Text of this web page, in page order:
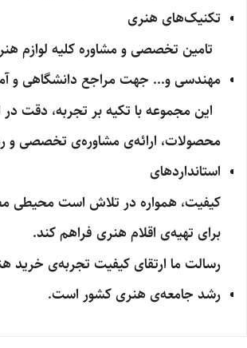
تکنیک‌های هنری
تامین تخصصی و مشاوره کلیه لوازم
مهندسی و... جهت مراجع دانشگاهی و
این مجموعه با تکیه بر تجربه، دقت در
محصولات، ارائه‌ی مشاوره‌ی تخصصی و
استانداردهای
کیفیت، همواره در تلاش است محیطی
برای تهیه‌ی اقلام هنری فراهم کند.
رسالت ما ارتقای کیفیت تجربه‌ی خرید
رشد جامعه‌ی هنری کشور است.